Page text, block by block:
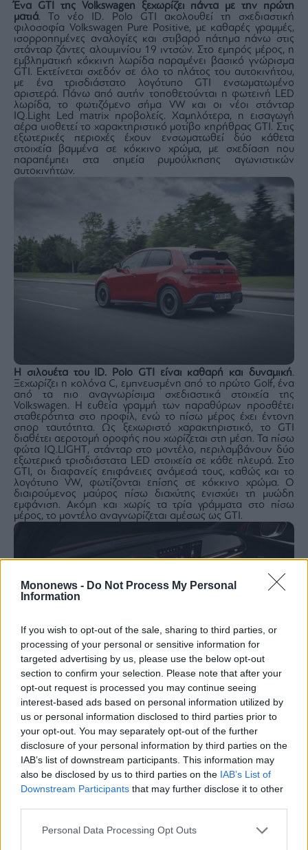
Mononews - Do Not Process My Personal
Information
If you wish to opt-out of the sale, sharing to third parties, or
processing of your personal or sensitive information for
targeted advertising by us, please use the below opt-out
section to confirm your selection. Please note that after your
opt-out request is processed you may continue seeing
interest-based ads based on personal information utilized by
us or personal information disclosed to third parties prior to
your opt-out. You may separately opt-out of the further
disclosure of your personal information by third parties on the
IAB’s list of downstream participants. This information may
also be disclosed by us to third parties on the IAB’s List of
Downstream Participants that may further disclose it to other
Personal Data Processing Opt Outs
Ένα GTI της Volkswagen ξεχωρίζει πάντα με την πρώτη
ματιά. Το νέο ID. Polo GTI ακολουθεί τη σχεδιαστική
φιλοσοφία Volkswagen Pure Positive, με καθαρές γραμμές,
ισορροπημένες αναλογίες και στιβαρό πάτημα πάνω στις
στάνταρ ζάντες αλουμινίου 19 ιντσών. Στο εμπρός μέρος, η
εμβληματική κόκκινη λωρίδα παραμένει βασικό γνώρισμα
GTI. Εκτείνεται σχεδόν σε όλο το πλάτος του αυτοκινήτου,
με ένα τρισδιάστατο λογότυπο GTI ενσωματωμένο
αριστερά. Πάνω από αυτήν τοποθετούνται η φωτεινή LED
λωρίδα, το φωτιζόμενο σήμα VW και οι νέοι στάνταρ
IQ.Light Led matrix προβολείς. Χαμηλότερα, η εισαγωγή
αέρα υιοθετεί το χαρακτηριστικό μοτίβο κηρήθρας GTI. Στις
εξωτερικές περιοχές έχουν ενσωματωθεί δύο κάθετα
στοιχεία βαμμένα σε κόκκινο χρώμα, με σχεδίαση που
παραπέμπει στα σημεία ρυμούλκησης αγωνιστικών
αυτοκινήτων.
Η σιλουέτα του ID. Polo GTI είναι καθαρή και δυναμική.
Ξεχωρίζει η κολόνα C, εμπνευσμένη από το πρώτο Golf, ένα
από τα πιο αναγνωρίσιμα σχεδιαστικά στοιχεία της
Volkswagen. Η ευθεία γραμμή των παραθύρων προσθέτει
σταθερότητα στο προφίλ, ενώ το πίσω μέρος έχει έντονη
σπορ ταυτότητα. Ως ξεχωριστό χαρακτηριστικό, το GTI
διαθέτει αεροτομή οροφής που χωρίζεται στη μέση. Τα πίσω
φώτα IQ.LIGHT, στάνταρ στο μοντέλο, περιλαμβάνουν δύο
εξωτερικά τρισδιάστατα LED στοιχεία σε κάθε πλευρά. Στο
GTI, οι διαφανείς επιφάνειες ανάμεσά τους, καθώς και το
λογότυπο VW, φωτίζονται επίσης σε κόκκινο χρώμα. Ο
διαιρούμενος μαύρος πίσω διαχύτης ενισχύει τη μυώδη
εμφάνιση. Ακόμη και χωρίς τα τρία γράμματα στο πίσω
μέρος, το μοντέλο αναγνωρίζεται αμέσως ως GTI.